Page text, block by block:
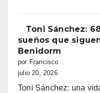
el
Toni Sánchez:
sueños que
Benidorm
por Francisco
julio 20, 2026
Toni Sánchez: una